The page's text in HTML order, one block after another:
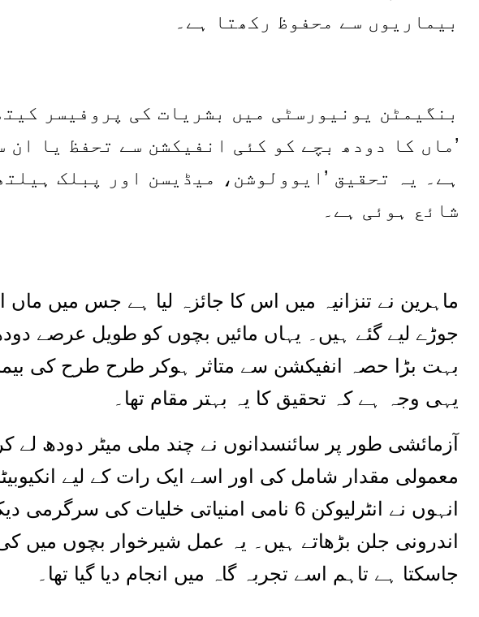
بیماریوں سے محفوظ رکھتا ہے۔
بنگیمٹن یونیورسٹی میں بشریات کی پروفیسر
’ماں کا دودھ بچے کو کئی انفیکشن سے تحفظ یا ان
ہے۔ یہ تحقیق ’ایوولوشن، میڈیسن اور پبلک
شائع ہوئی ہے۔
جوڑے لیے گئے ہیں۔ یہاں مائیں بچوں کو طویل عرصے
بہت بڑا حصہ انفیکشن سے متاثر ہوکر طرح طرح کی
یہی وجہ ہے کہ تحقیق کا یہ بہتر مقام تھا۔
آزمائشی طور پر سائنسدانوں نے چند ملی میٹر دودھ لے
معمولی مقدار شامل کی اور اسے ایک رات کے لیے
انہوں نے انٹرلیوکن 6 نامی امنیاتی خلیات کی
اندرونی جلن بڑھاتے ہیں۔ یہ عمل شیرخوار بچوں میں
جاسکتا ہے تاہم اسے تجربہ گاہ میں انجام دیا گیا تھا۔